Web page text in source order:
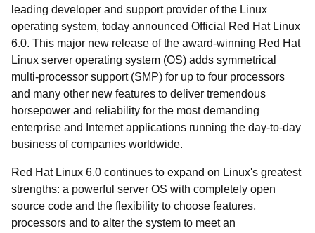
leading developer and support provider of the Linux
operating system, today announced Official Red Hat Linux
6.0. This major new release of the award-winning Red Hat
Linux server operating system (OS) adds symmetrical
multi-processor support (SMP) for up to four processors
and many other new features to deliver tremendous
horsepower and reliability for the most demanding
enterprise and Internet applications running the day-to-day
business of companies worldwide.
Red Hat Linux 6.0 continues to expand on Linux's greatest
strengths: a powerful server OS with completely open
source code and the flexibility to choose features,
processors and to alter the system to meet an